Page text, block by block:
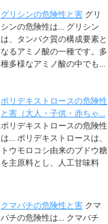
グリシンの危険性と害 グリ
シンの危険性は... グリシン
は、タンパク質の構成要素と
なるアミノ酸の一種です。多
種多様なアミノ酸の中でも...
ポリデキストロースの危険性
と害（大人・子供・赤ちゃ...
ポリデキストロースの危険性
は... ポリデキストロースは、
トウモロコシ由来のブドウ糖
を主原料とし、人工甘味料
クマバチの危険性と害 クマ
バチの危険性は... クマバチ